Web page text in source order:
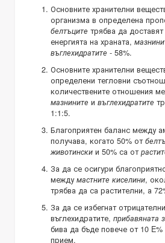
Основните хранителни
организма в определена
белтъците трябва да
енергията на храната,
въглехидратите - 58%.
Основните хранителни
определени тегловни
количествените отношения
мазнините и въглехидратите
1:1:5.
Благоприятен баланс между
получава, когато 50% от
животинскии 50% са от
За да се осигури
междумастните киселини,
трябва да са растителни, а
За да се избегнат
въглехидратите, прибавяната
бива да бъде повече от 10
прием.